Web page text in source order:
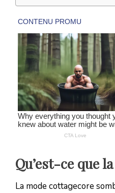
Qu’est-ce que
La mode cottagecore